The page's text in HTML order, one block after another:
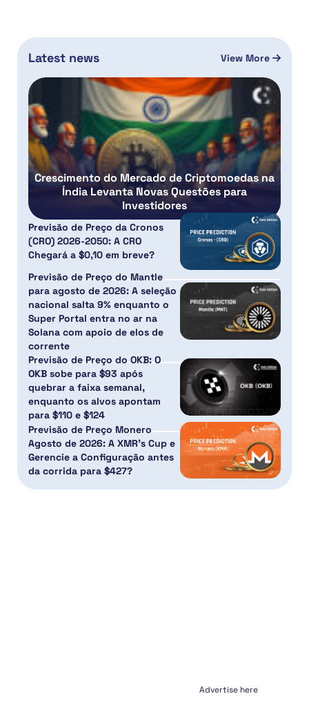
Latest news View More
Crescimento do Mercado de Criptomoedas na
Índia Levanta Novas Questões para
Investidores
Previsão de Preço da Cronos
(CRO) 2026-2050: A CRO
Chegará a $0,10 em breve?
Previsão de Preço do Mantle
para agosto de 2026: A seleção
nacional salta 9% enquanto o
Super Portal entra no ar na
Solana com apoio de elos de
corrente
Previsão de Preço do OKB: O
OKB sobe para $93 após
quebrar a faixa semanal,
enquanto os alvos apontam
para $110 e $124
Previsão de Preço Monero
Agosto de 2026: A XMR’s Cup e
Gerencie a Configuração antes
da corrida para $427?
Advertise here